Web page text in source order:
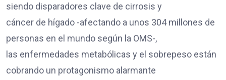
siendo disparadores clave de cirrosis y
cáncer de hígado -afectando a unos 304 millones de
personas en el mundo según la OMS-,
las enfermedades metabólicas y el sobrepeso están
cobrando un protagonismo alarmante